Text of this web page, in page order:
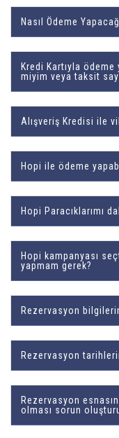
Nasıl Ödeme
Kredi Kartıyla
miyim veya taksit
Alışveriş Kredisi ile
Hopi ile ödeme
Hopi Paracıklarımı
Hopi kampanyası
yapmam gerek?
Rezervasyon
Rezervasyon
Rezervasyon
olması sorun